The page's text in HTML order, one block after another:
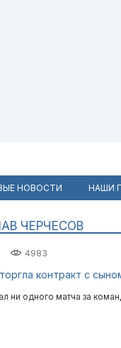
НОВОСТИ НАШИ
ЧЕРЧЕСОВ
4983
контракт с
ни одного матча за